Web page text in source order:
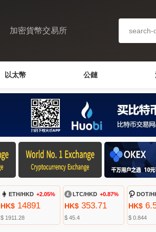
加密貨幣交易所
以太幣 公鏈
ETH/HKD +2.05%
HK$14891
$ 1911.28
LTC/HKD +0.87%
HK$353.71
$ 45.4
DOT/
HK$
$ 0.844